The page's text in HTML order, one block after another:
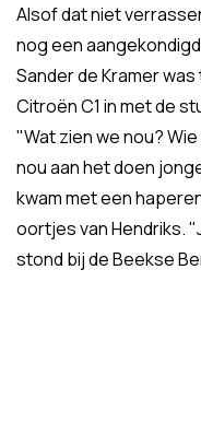
Alsof dat niet
nog een
Sander de Kramer
Citroën C1 in met de
"Wat zien we nou?
nou aan het doen
kwam met een
oortjes van Hendriks.
stond bij de Beekse